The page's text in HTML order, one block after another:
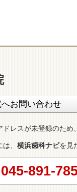
お問い合わせ
ドレスが未登録のた
、 横浜歯科ナビを見
045-891-